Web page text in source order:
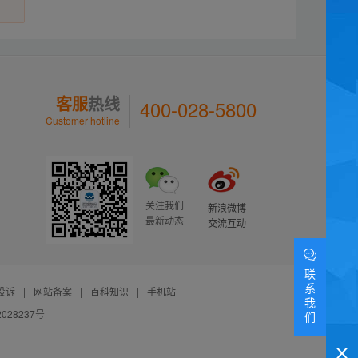
客服热线
Customer hotline 400-028-5800
关注我们
最新动态
新浪微博
交流互动
诉 | 网站备案 | 百科知识 |
手机站
号
联
系
我
们